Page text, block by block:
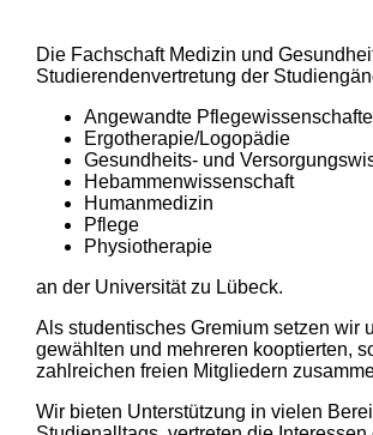
Die Fachschaft Medizin und
Studierendenvertretung der
Angewandte
Ergotherapie/Logopädie
Gesundheits- und
Hebammenwissenschaft
Humanmedizin
Pflege
Physiotherapie
an der Universität zu Lübeck.
Als studentisches Gremium setzen wir
gewählten und mehreren kooptierten,
zahlreichen freien Mitgliedern
Wir bieten Unterstützung in vielen